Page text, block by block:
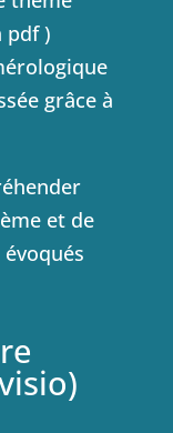
pdf )
grâce à
et de